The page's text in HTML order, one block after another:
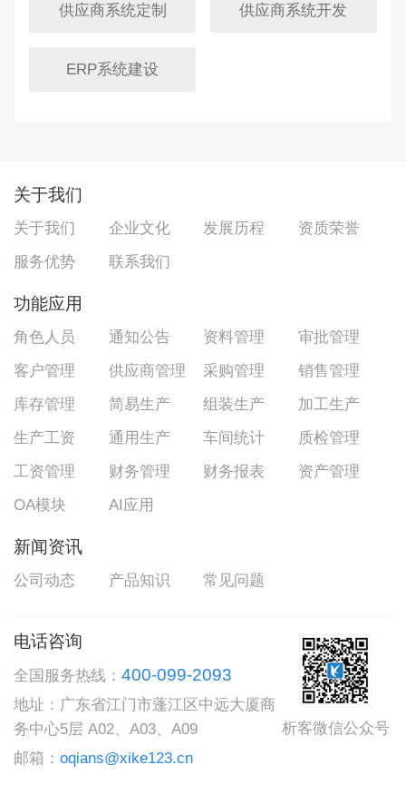
供应商系统定制 供应商系统开发
ERP系统建设
关于我们
关于我们 企业文化 发展历程
资质荣誉
服务优势
联系我们
功能应用
角色人员 通知公告 资料管理
审批管理
客户管理
供应商管理 采购管理
销售管理
库存管理
简易生产 组装生产
加工生产
生产工资
通用生产 车间统计
质检管理
工资管理
财务管理 财务报表
资产管理
OA模块
AI应用
新闻资讯
公司动态 产品知识 常见问题
电话咨询
全国服务热线： 400-099-2093
地址：广东省江门市蓬江区中远大厦商
务中心5层 A02、A03、A09
邮箱： oqians@xike123.cn
析客微信公众号